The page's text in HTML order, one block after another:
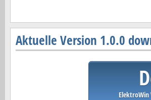
Aktuelle Version 1.0.0